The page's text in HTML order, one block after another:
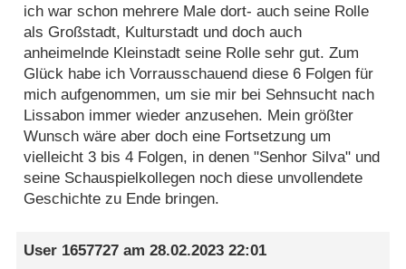
ich war schon mehrere Male dort- auch seine Rolle
als Großstadt, Kulturstadt und doch auch
anheimelnde Kleinstadt seine Rolle sehr gut. Zum
Glück habe ich Vorrausschauend diese 6 Folgen für
mich aufgenommen, um sie mir bei Sehnsucht nach
Lissabon immer wieder anzusehen. Mein größter
Wunsch wäre aber doch eine Fortsetzung um
vielleicht 3 bis 4 Folgen, in denen "Senhor Silva" und
seine Schauspielkollegen noch diese unvollendete
Geschichte zu Ende bringen.
User 1657727 am28.02.2023 22:01